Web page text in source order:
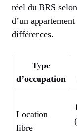
réel du BRS
d’un
différences.
Type
d’occupation
Location
libre